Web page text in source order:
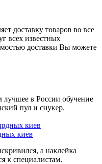
доставку товаров во все
всех известных
доставки Вы можете
лучшее в России обучение
пул и снукер.
киев
а наклейка
к специалистам.